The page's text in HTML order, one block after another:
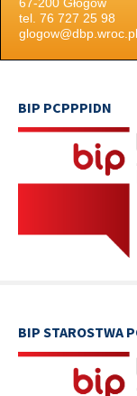
tel. 76 727 25 98
glogow@dbp.wroc.pl
BIP PCPPPIDN
BIP STAROSTWA